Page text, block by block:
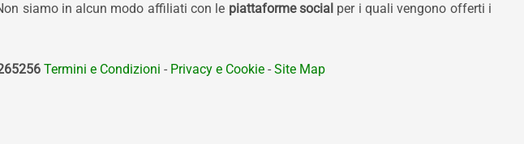
siamo in alcun modo affiliati con le piattaforme social per i quali vengono offerti i
Termini e Condizioni - Privacy e Cookie- Site Map